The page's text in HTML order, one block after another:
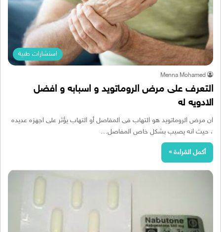
استشارات طبية
Menna Mohamed
التعرف على مرض الروماتويد و اسبابه و افضل
الادويه له
ان مرض الروماتويد هو التهاب فى المفاصل أو التهاب يؤثر على اجهزه عديده
، حيث انه يصيب بشكل خاص المفاصل…
أكمل القراءة »